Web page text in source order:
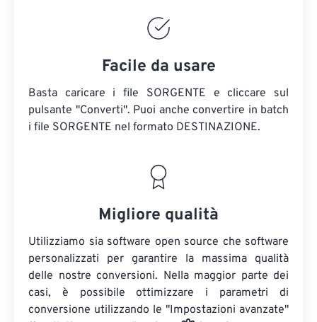
Facile da usare
Basta caricare i file SORGENTE e cliccare sul
pulsante "Converti". Puoi anche convertire in batch
i file SORGENTE nel formato DESTINAZIONE.
Migliore qualità
Utilizziamo sia software open source che software
personalizzati per garantire la massima qualità
delle nostre conversioni. Nella maggior parte dei
casi, è possibile ottimizzare i parametri di
conversione utilizzando le "Impostazioni avanzate"